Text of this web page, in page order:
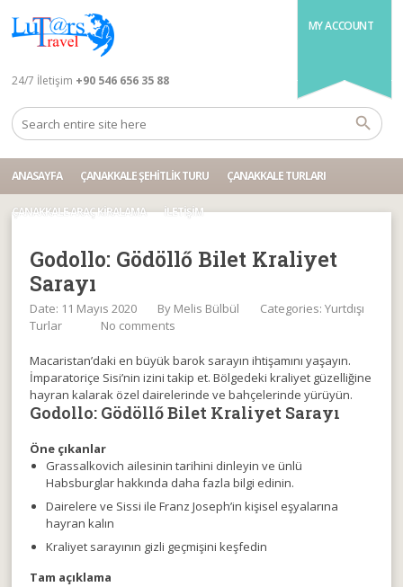
MY ACCOUNT
24/7 İletişim +90 546 656 35 88
ANASAYFA ÇANAKKALE ŞEHITLIK TURU ÇANAKKALE TURLARI
ÇANAKKALE ARAÇ KIRALAMA İLETIŞIM
Godollo: Gödöllő Bilet Kraliyet
Sarayı
Date: 11 Mayıs 2020 By Melis Bülbül Categories:Yurtdışı
Turlar
No comments
Macaristan’daki en büyük barok sarayın ihtişamını yaşayın.
İmparatoriçe Sisi’nin izini takip et. Bölgedeki kraliyet güzelliğine
hayran kalarak özel dairelerinde ve bahçelerinde yürüyün.
Godollo: Gödöllő Bilet Kraliyet Sarayı
Öne çıkanlar
Grassalkovich ailesinin tarihini dinleyin ve ünlü
Habsburglar hakkında daha fazla bilgi edinin.
Dairelere ve Sissi ile Franz Joseph’in kişisel eşyalarına
hayran kalın
Kraliyet sarayının gizli geçmişini keşfedin
Tam açıklama